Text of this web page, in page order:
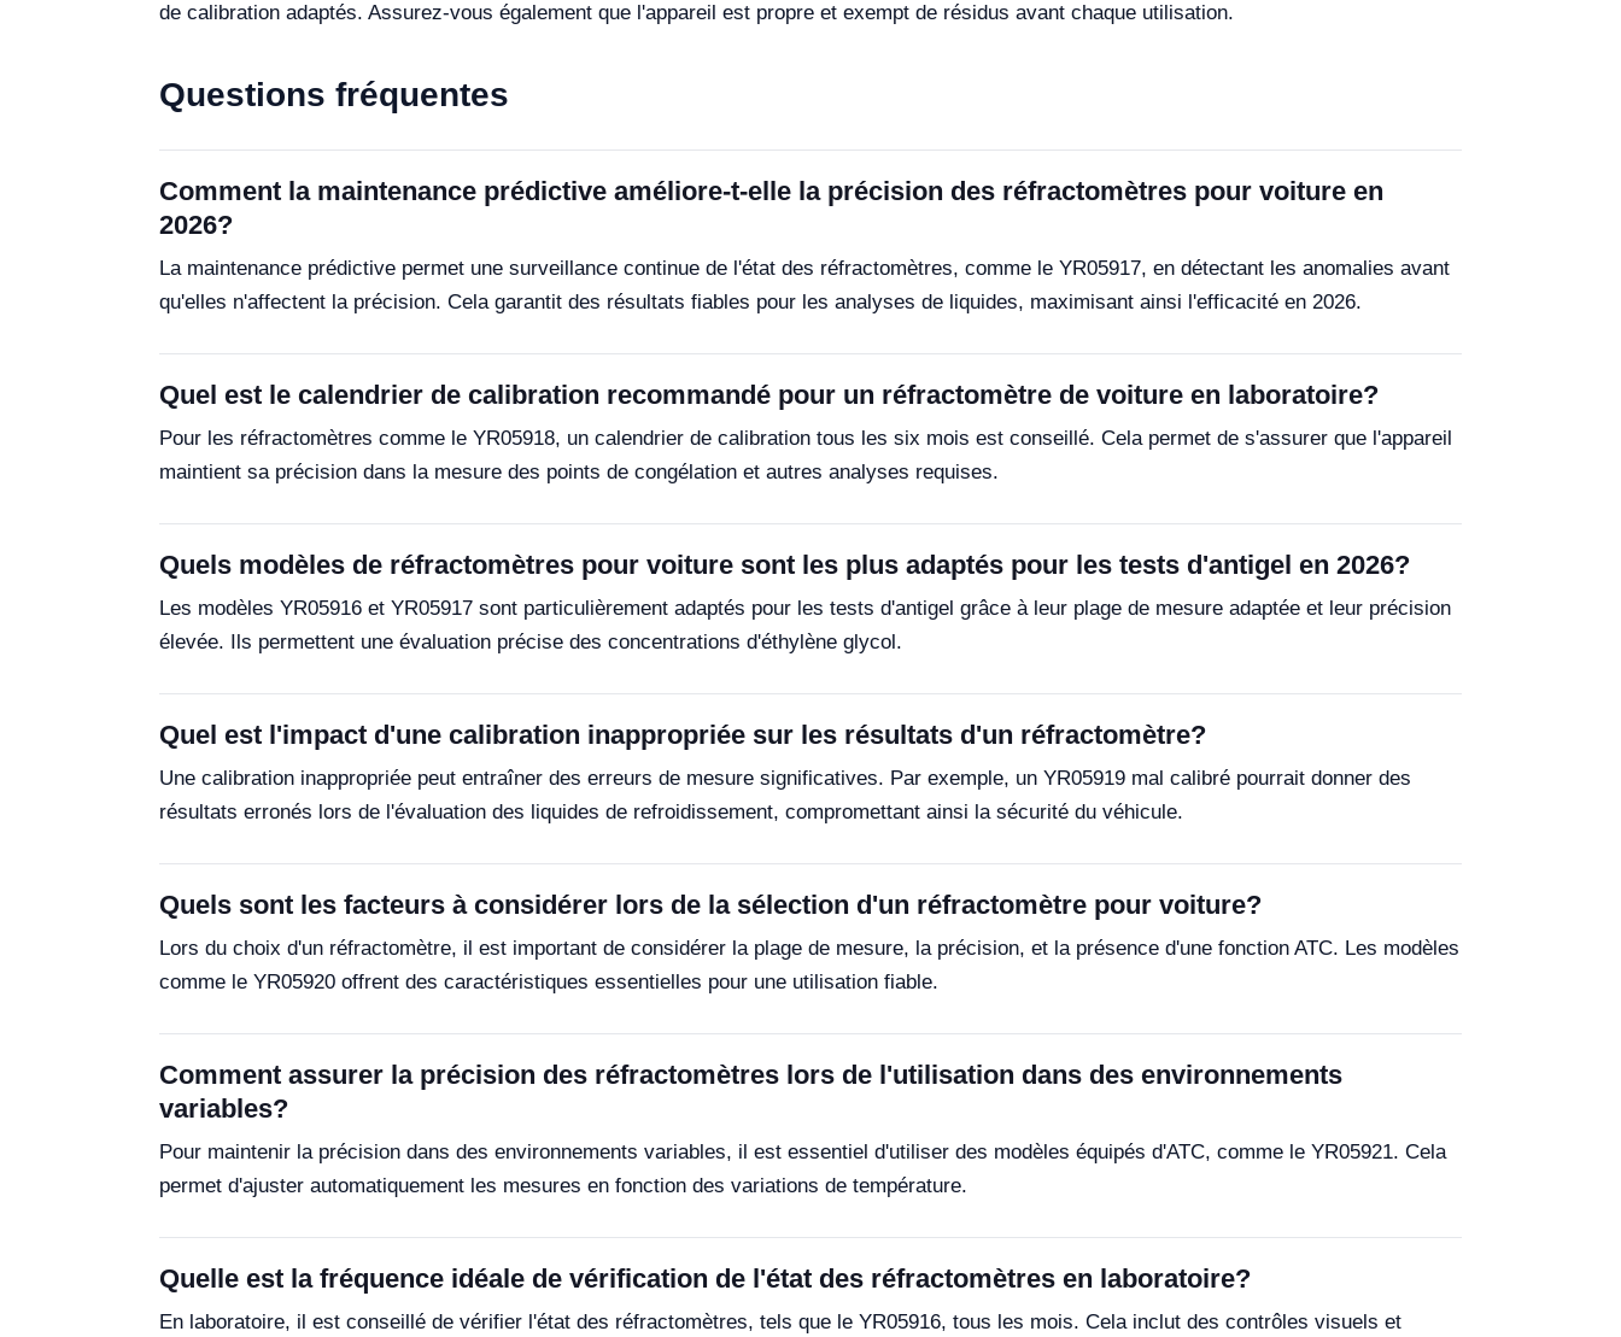
de calibration adaptés. Assurez-vous également que l'appareil est propre et exempt de résidus avant chaque utilisation.
Questions fréquentes
Comment la maintenance prédictive améliore-t-elle la précision des réfractomètres pour voiture en
2026?
La maintenance prédictive permet une surveillance continue de l'état des réfractomètres, comme le YR05917, en détectant les anomalies avant
qu'elles n'affectent la précision. Cela garantit des résultats fiables pour les analyses de liquides, maximisant ainsi l'efficacité en 2026.
Quel est le calendrier de calibration recommandé pour un réfractomètre de voiture en laboratoire?
Pour les réfractomètres comme le YR05918, un calendrier de calibration tous les six mois est conseillé. Cela permet de s'assurer que l'appareil
maintient sa précision dans la mesure des points de congélation et autres analyses requises.
Quels modèles de réfractomètres pour voiture sont les plus adaptés pour les tests d'antigel en 2026?
Les modèles YR05916 et YR05917 sont particulièrement adaptés pour les tests d'antigel grâce à leur plage de mesure adaptée et leur précision
élevée. Ils permettent une évaluation précise des concentrations d'éthylène glycol.
Quel est l'impact d'une calibration inappropriée sur les résultats d'un réfractomètre?
Une calibration inappropriée peut entraîner des erreurs de mesure significatives. Par exemple, un YR05919 mal calibré pourrait donner des
résultats erronés lors de l'évaluation des liquides de refroidissement, compromettant ainsi la sécurité du véhicule.
Quels sont les facteurs à considérer lors de la sélection d'un réfractomètre pour voiture?
Lors du choix d'un réfractomètre, il est important de considérer la plage de mesure, la précision, et la présence d'une fonction ATC. Les modèles
comme le YR05920 offrent des caractéristiques essentielles pour une utilisation fiable.
Comment assurer la précision des réfractomètres lors de l'utilisation dans des environnements
variables?
Pour maintenir la précision dans des environnements variables, il est essentiel d'utiliser des modèles équipés d'ATC, comme le YR05921. Cela
permet d'ajuster automatiquement les mesures en fonction des variations de température.
Quelle est la fréquence idéale de vérification de l'état des réfractomètres en laboratoire?
En laboratoire, il est conseillé de vérifier l'état des réfractomètres, tels que le YR05916, tous les mois. Cela inclut des contrôles visuels et